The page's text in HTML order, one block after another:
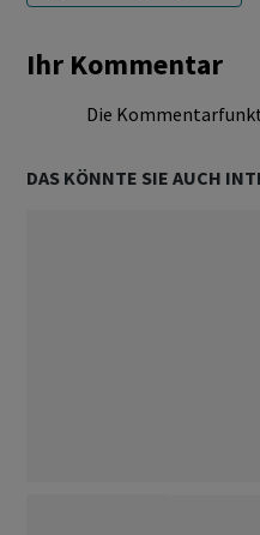
Ihr Kommentar
Die
DAS KÖNNTE SIE AUCH